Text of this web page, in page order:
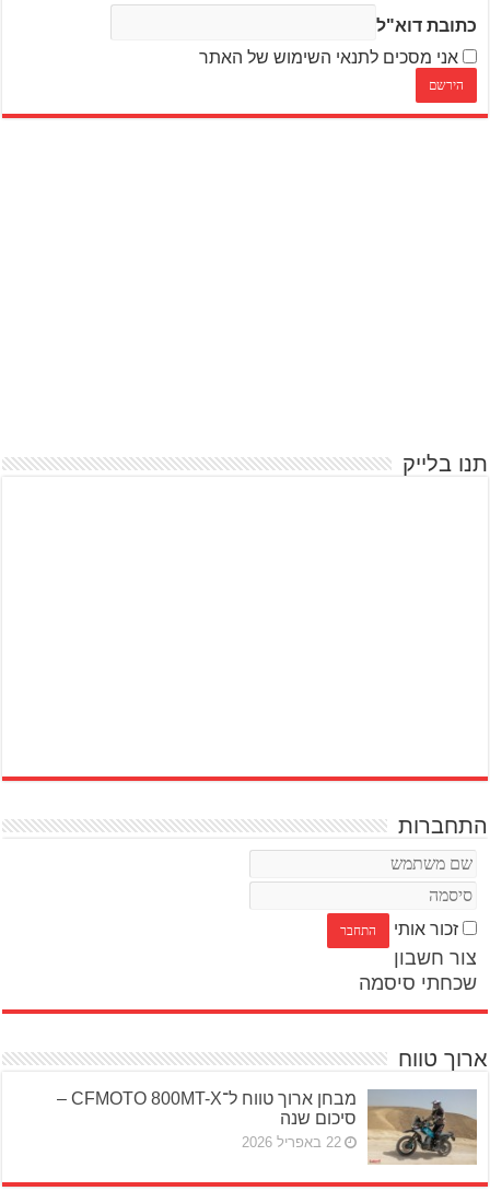
כתובת דוא"ל
אני מסכים לתנאי השימוש של האתר
תנו בלייק
התחברות
זכור אותי
צור חשבון
שכחתי סיסמה
ארוך טווח
מבחן ארוך טווח ל־CFMOTO 800MT-X –
סיכום שנה
22 באפריל 2026